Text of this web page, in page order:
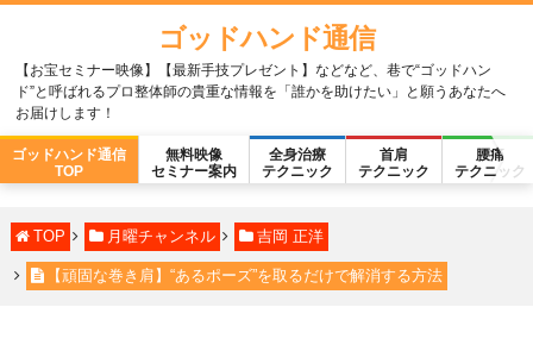
ゴッドハンド通信
【お宝セミナー映像】【最新手技プレゼント】などなど、巷で“ゴッドハン
ド”と呼ばれるプロ整体師の貴重な情報を「誰かを助けたい」と願うあなたへ
お届けします！
ゴッドハンド通信
TOP
無料映像
セミナー案内
全身治療
テクニック
首肩
テクニック
腰痛
テクニック
TOP 月曜チャンネル 吉岡 正洋
【頑固な巻き肩】“あるポーズ”を取るだけで解消する方法